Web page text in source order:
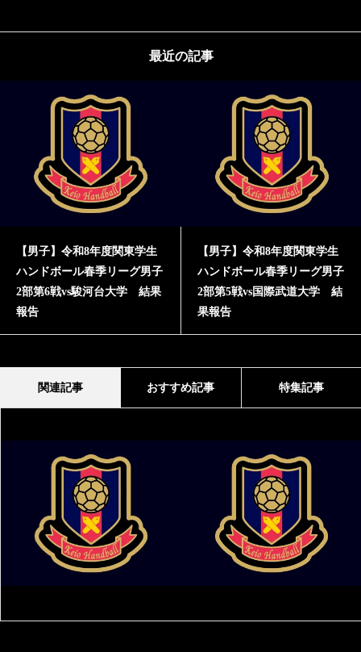
最近の記事
【男子】令和8年度関東学生
ハンドボール春季リーグ男子
2部第6戦vs駿河台大学 結果
報告
【男子】令和8年度関東学生
ハンドボール春季リーグ男子
2部第5戦vs国際武道大学 結
果報告
関連記事 おすすめ記事 特集記事